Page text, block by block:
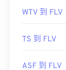
WTV 到 FLV
TS 到 FLV
ASF 到 FLV